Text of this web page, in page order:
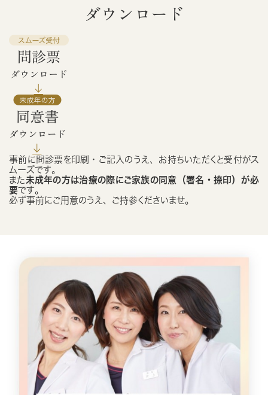
ダウンロード
事前に問診票を印刷・ご記入のうえ、お持ちいただくと受付がス
ムーズです。
また 未成年の方は治療の際にご家族の同意（署名・捺印）が必
要です。
必ず事前にご用意のうえ、ご持参くださいませ。